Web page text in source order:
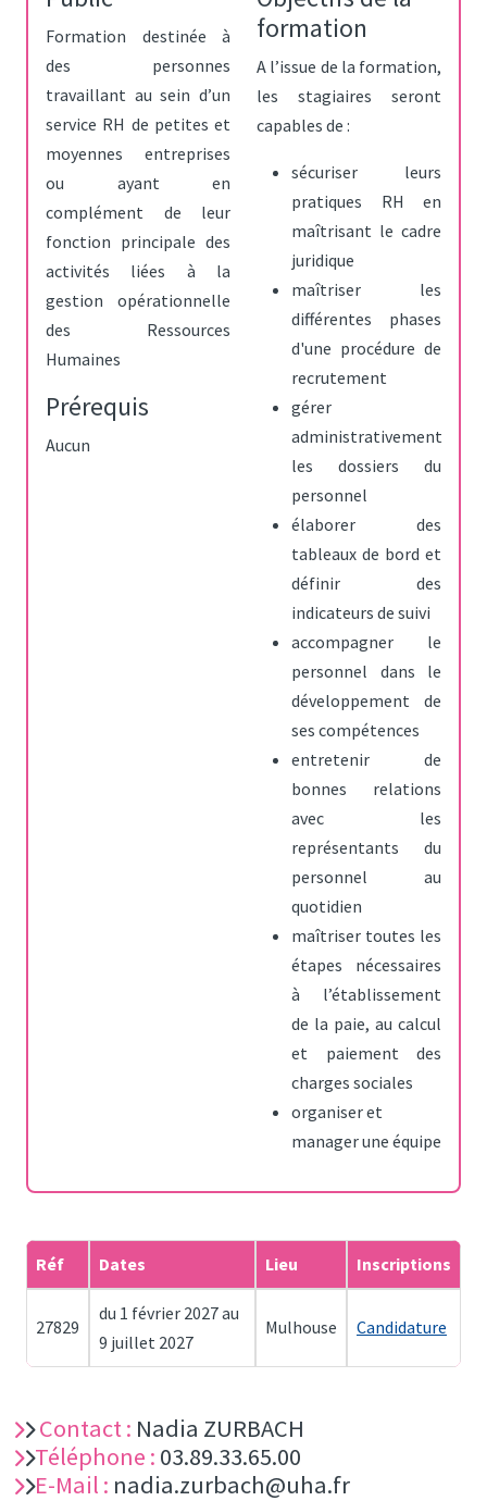
Formation destinée à
des personnes
travaillant au sein d’un
service RH de petites et
moyennes entreprises
ou ayant en
complément de leur
fonction principale des
activités liées à la
gestion opérationnelle
des Ressources
Humaines
Prérequis
Aucun
formation
A l’issue de la formation,
les stagiaires seront
capables de :
sécuriser leurs
pratiques RH en
maîtrisant le cadre
juridique
maîtriser les
différentes phases
d'une procédure de
recrutement
gérer
administrativement
les dossiers du
personnel
élaborer des
tableaux de bord et
définir des
indicateurs de suivi
accompagner le
personnel dans le
développement de
ses compétences
entretenir de
bonnes relations
avec les
représentants du
personnel au
quotidien
maîtriser toutes les
étapes nécessaires
à l’établissement
de la paie, au calcul
et paiement des
charges sociales
organiser et
manager une équipe
Réf Dates Lieu Inscriptions
27829
du 1 février 2027 au
9 juillet 2027
Mulhouse Candidature
Contact : Nadia ZURBACH
Téléphone : 03.89.33.65.00
E-Mail : nadia.zurbach@uha.fr